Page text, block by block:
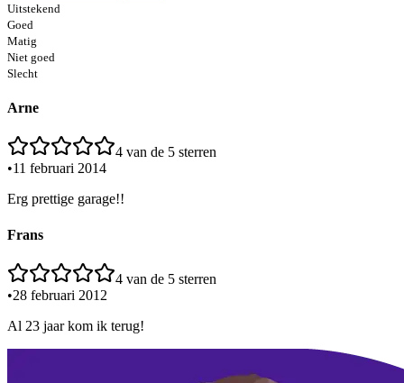
Uitstekend
Goed
Matig
Niet goed
Slecht
Arne
4 van de 5 sterren
•11 februari 2014
Erg prettige garage!!
Frans
4 van de 5 sterren
•28 februari 2012
Al 23 jaar kom ik terug!